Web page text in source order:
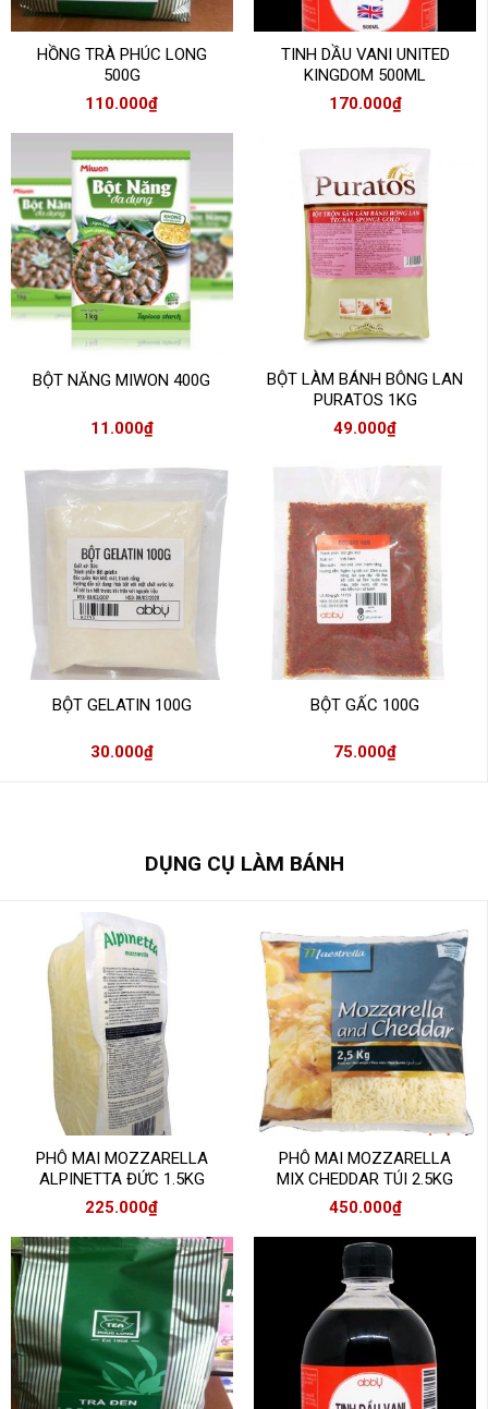
HỒNG TRÀ PHÚC LONG
500G
110.000₫
TINH DẦU VANI UNITED
KINGDOM 500ML
170.000₫
BỘT NĂNG MIWON 400G
11.000₫
BỘT LÀM BÁNH BÔNG LAN
PURATOS 1KG
49.000₫
BỘT GELATIN 100G
30.000₫
BỘT GẤC 100G
75.000₫
DỤNG CỤ LÀM BÁNH
PHÔ MAI MOZZARELLA
ALPINETTA ĐỨC 1.5KG
225.000₫
PHÔ MAI MOZZARELLA
MIX CHEDDAR TÚI 2.5KG
450.000₫